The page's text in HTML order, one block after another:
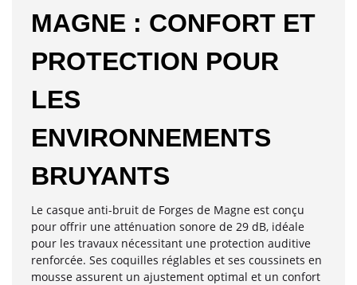
MAGNE : CONFORT ET
PROTECTION POUR
LES
ENVIRONNEMENTS
BRUYANTS
Le casque anti-bruit de Forges de Magne est conçu
pour offrir une atténuation sonore de 29 dB, idéale
pour les travaux nécessitant une protection auditive
renforcée. Ses coquilles réglables et ses coussinets en
mousse assurent un ajustement optimal et un confort